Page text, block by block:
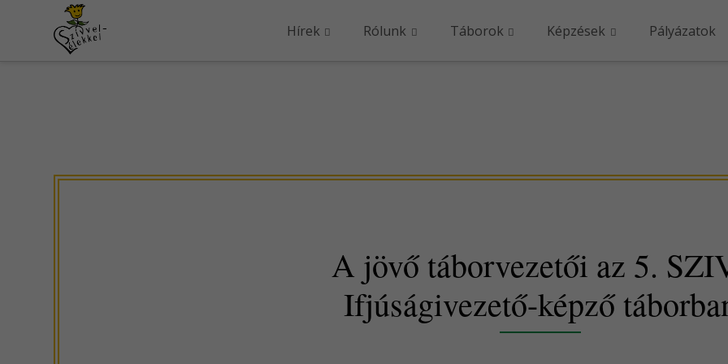
Hírek Rólunk Táborok Képzések Pályázatok
A jövő táborvezetői az 5.
Ifjúságivezető-képző